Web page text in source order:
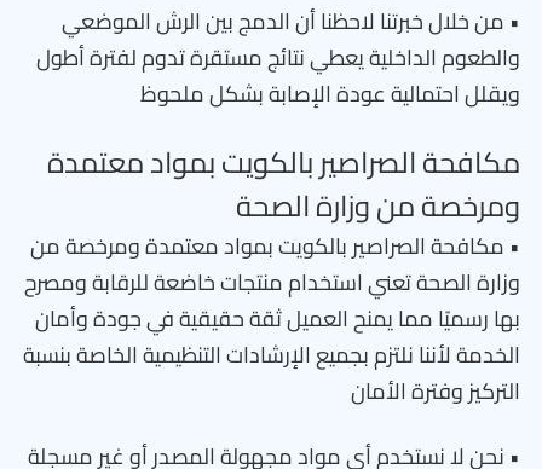
• من خلال خبرتنا لاحظنا أن الدمج بين الرش الموضعي
والطعوم الداخلية يعطي نتائج مستقرة تدوم لفترة أطول
ويقلل احتمالية عودة الإصابة بشكل ملحوظ
مكافحة الصراصير بالكويت بمواد معتمدة
ومرخصة من وزارة الصحة
• مكافحة الصراصير بالكويت بمواد معتمدة ومرخصة من
وزارة الصحة تعني استخدام منتجات خاضعة للرقابة ومصرح
بها رسميًا مما يمنح العميل ثقة حقيقية في جودة وأمان
الخدمة لأننا نلتزم بجميع الإرشادات التنظيمية الخاصة بنسبة
التركيز وفترة الأمان
• نحن لا نستخدم أي مواد مجهولة المصدر أو غير مسجلة